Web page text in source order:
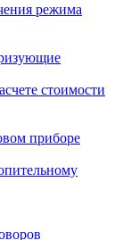
режима
стоимости
приборе